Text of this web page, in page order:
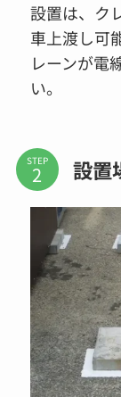
設置は、ク
車上渡し可
レーンが電
い。
STEP 設置